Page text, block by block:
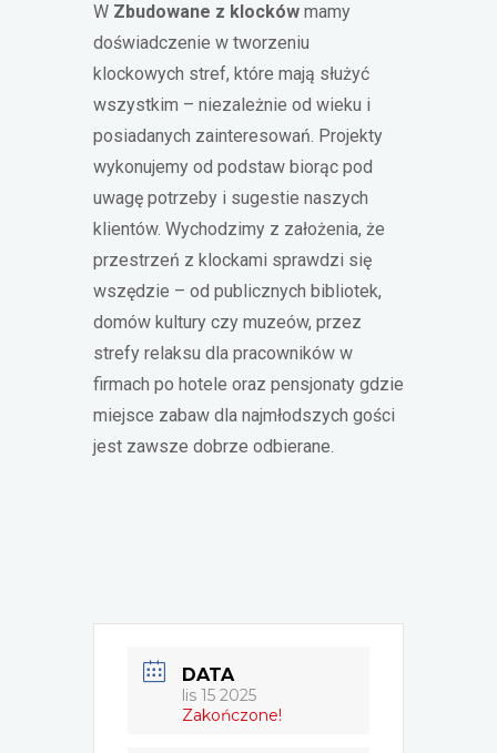
W Zbudowane z klocków mamy
doświadczenie w tworzeniu
klockowych stref, które mają służyć
wszystkim – niezależnie od wieku i
posiadanych zainteresowań. Projekty
wykonujemy od podstaw biorąc pod
uwagę potrzeby i sugestie naszych
klientów. Wychodzimy z założenia, że
przestrzeń z klockami sprawdzi się
wszędzie – od publicznych bibliotek,
domów kultury czy muzeów, przez
strefy relaksu dla pracowników w
firmach po hotele oraz pensjonaty gdzie
miejsce zabaw dla najmłodszych gości
jest zawsze dobrze odbierane.
DATA
lis 15 2025
Zakończone!